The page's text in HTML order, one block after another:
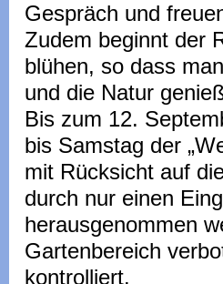
Gespräch und
Zudem beginnt der
blühen, so dass
und die Natur
Bis zum 12.
bis Samstag der
mit Rücksicht auf
durch nur einen
herausgenommen
Gartenbereich
kontrolliert.